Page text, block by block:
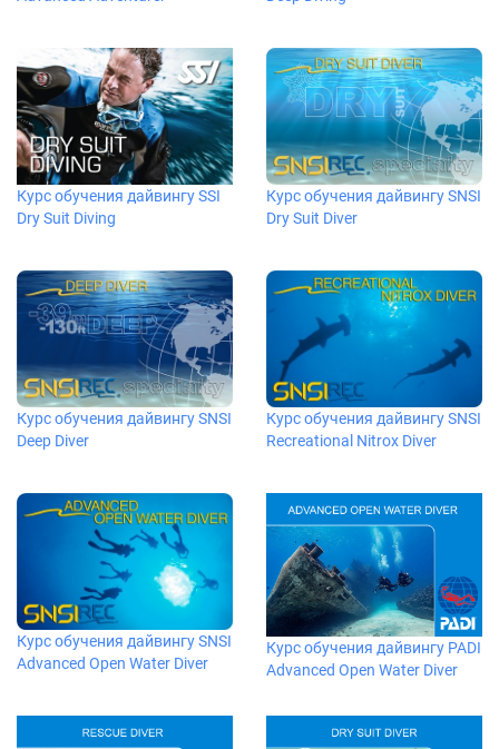
Курс обучения дайвингу SSI
Dry Suit Diving
Курс обучения дайвингу SNSI
Dry Suit Diver
Курс обучения дайвингу SNSI
Deep Diver
Курс обучения дайвингу SNSI
Recreational Nitrox Diver
Курс обучения дайвингу SNSI
Advanced Open Water Diver
Курс обучения дайвингу PADI
Advanced Open Water Diver